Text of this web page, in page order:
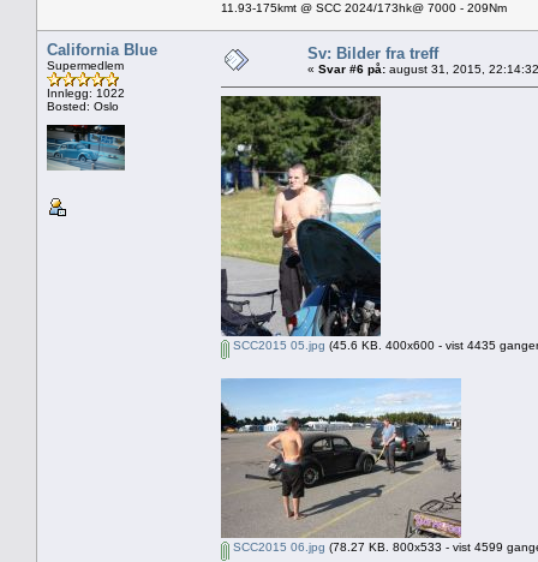
11.93-175kmt @ SCC 2024/173hk@ 7000 - 209Nm
California Blue
Supermedlem
Innlegg: 1022
Bosted: Oslo
Sv: Bilder fra treff
« Svar #6 på: august 31, 2015,
SCC2015 05.jpg (45.6 KB. 400x600 - vist 4435
SCC2015 06.jpg (78.27 KB. 800x533 - vist 4599